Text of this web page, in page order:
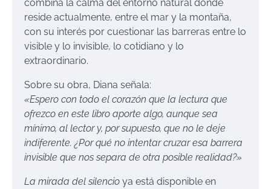
combina la calma del entorno natural donde
reside actualmente, entre el mar y la montaña,
con su interés por cuestionar las barreras entre lo
visible y lo invisible, lo cotidiano y lo
extraordinario.
Sobre su obra, Diana señala:
«Espero con todo el corazón que la lectura que
ofrezco en este libro aporte algo, aunque sea
mínimo, al lector y, por supuesto, que no le deje
indiferente. ¿Por qué no intentar cruzar esa barrera
invisible que nos separa de otra posible realidad?»
La mirada del silencio ya está disponible en